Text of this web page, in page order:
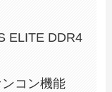
ELITE DDR4
コン機能